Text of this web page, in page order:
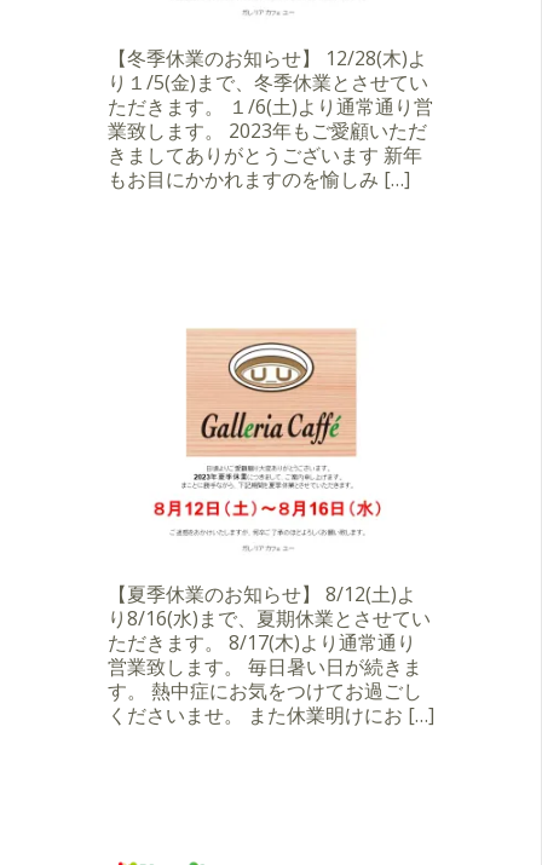
【冬季休業のお知らせ】 12/28(木)よ
り１/5(金)まで、冬季休業とさせてい
ただきます。 １/6(土)より通常通り営
業致します。 2023年もご愛顧いただ
きましてありがとうございます 新年
もお目にかかれますのを愉しみ […]
【夏季休業のお知らせ】 8/12(土)よ
り8/16(水)まで、夏期休業とさせてい
ただきます。 8/17(木)より通常通り
営業致します。 毎日暑い日が続きま
す。 熱中症にお気をつけてお過ごし
くださいませ。 また休業明けにお […]